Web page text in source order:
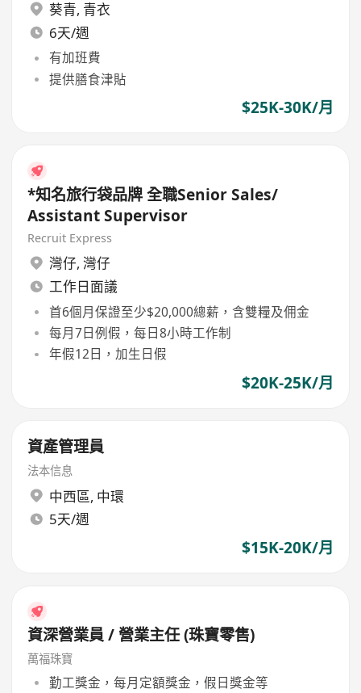
葵青, 青衣
6天/週
有加班費
提供膳食津貼
$25K-30K/月
*知名旅行袋品牌 全職Senior Sales/
Assistant Supervisor
Recruit Express
灣仔, 灣仔
工作日面議
首6個月保證至少$20,000總薪，含雙糧及佣金
每月7日例假，每日8小時工作制
年假12日，加生日假
$20K-25K/月
資產管理員
法本信息
中西區, 中環
5天/週
$15K-20K/月
資深營業員 / 營業主任 (珠寶零售)
萬福珠寶
勤工獎金，每月定額獎金，假日獎金等